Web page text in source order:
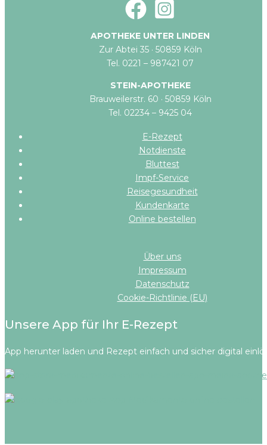
APOTHEKE UNTER LINDEN
Zur Abtei 35 · 50859 Köln
Tel. 0221 – 987421 07
STEIN-APOTHEKE
Brauweilerstr. 60 · 50859 Köln
Tel. 02234 – 9425 04
E-Rezept
Notdienste
Bluttest
Impf-Service
Reisegesundheit
Kundenkarte
Online bestellen​
Über uns
Impressum
Datenschutz
Cookie-Richtlinie (EU)
Unsere App für Ihr E-Rezept
App herunter laden und Rezept einfach und sicher digital